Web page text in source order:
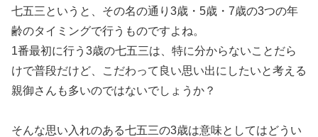
七五三というと、その名の通り3歳・5歳・7歳の3つの年
齢のタイミングで行うものですよね。
1番最初に行う3歳の七五三は、特に分からないことだら
けで普段だけど、こだわって良い思い出にしたいと考える
親御さんも多いのではないでしょうか？
そんな思い入れのある七五三の3歳は意味としてはどうい